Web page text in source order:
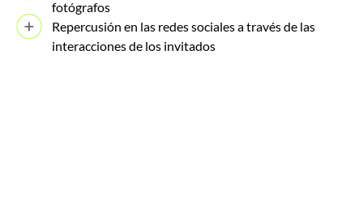
fotógrafos
Repercusión en las redes sociales a través de las
interacciones de los invitados